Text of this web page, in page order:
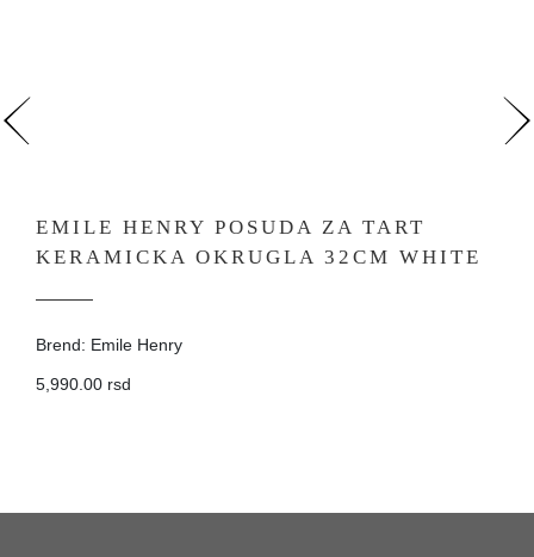
EMILE HENRY POSUDA ZA TART
KERAMICKA OKRUGLA 32CM WHITE
Brend: Emile Henry
5,990.00 rsd